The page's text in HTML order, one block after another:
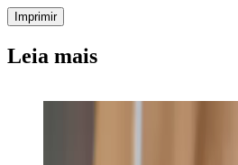
Imprimir
Leia mais